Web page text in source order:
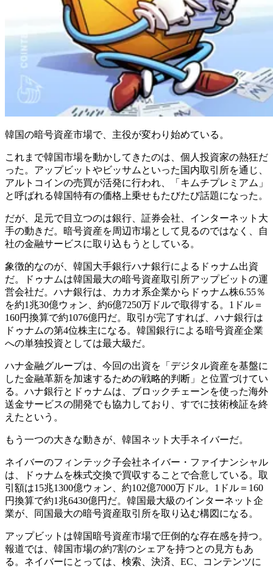
韓国の暗号資産市場で、主役が変わり始めている。
これまで韓国市場を動かしてきたのは、個人投資家の熱狂だ
った。アップビットやビッサムといった国内取引所を通じ、
アルトコインの売買が活発に行われ、「キムチプレミアム」
と呼ばれる韓国特有の価格上乗せもたびたび話題になった。
だが、足元で目立つのは銀行、証券会社、インターネット大
手の動きだ。暗号資産を周辺市場として見るのではなく、自
社の金融サービスに取り込もうとしている。
象徴的なのが、韓国大手銀行ハナ銀行によるドゥナム出資
だ。ドゥナムは韓国最大の暗号資産取引所アップビットの運
営会社だ。ハナ銀行は、カカオ系企業からドゥナム株6.55％
を約1兆30億ウォン、約6億7250万ドルで取得する。1ドル＝
160円換算で約1076億円だ。取引が完了すれば、ハナ銀行は
ドゥナムの第4位株主になる。韓国銀行による暗号資産企業
への単独投資としては最大級だ。
ハナ金融グループは、今回の出資を「デジタル資産を基盤に
した金融革新を加速するための戦略的判断」と位置づけてい
る。ハナ銀行とドゥナムは、ブロックチェーンを使った海外
送金サービスの開発でも協力しており、すでに技術検証を終
えたという。
もう一つの大きな動きが、韓国ネット大手ネイバーだ。
ネイバーのフィンテック子会社ネイバー・ファイナンシャル
は、ドゥナムを株式交換で買収することで合意している。取
引額は15兆1300億ウォン、約102億7000万ドル。1ドル＝160
円換算で約1兆6430億円だ。韓国最大級のインターネット企
業が、同国最大の暗号資産取引所を取り込む構図になる。
アップビットは韓国暗号資産市場で圧倒的な存在感を持つ。
報道では、韓国市場の約7割のシェアを持つとの見方もあ
る。ネイバーにとっては、検索、決済、EC、コンテンツに